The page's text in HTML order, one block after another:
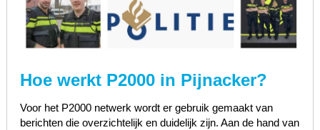
Hoe werkt P2000 in Pijnacker?
Voor het P2000 netwerk wordt er gebruik gemaakt van
berichten die overzichtelijk en duidelijk zijn. Aan de hand van